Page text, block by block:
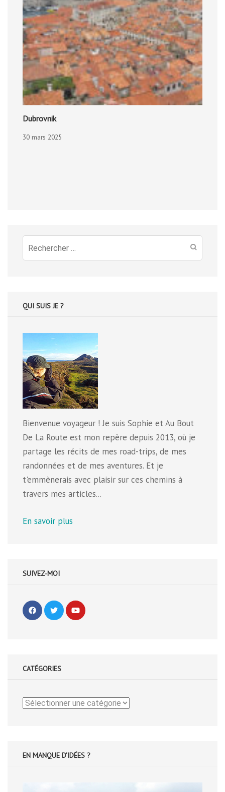
Dubrovnik
30 mars 2025
Recherche
pour
QUI SUIS JE ?
Bienvenue voyageur ! Je suis Sophie et Au Bout
De La Route est mon repère depuis 2013, où je
partage les récits de mes road-trips, de mes
randonnées et de mes aventures. Et je
t'emmènerais avec plaisir sur ces chemins à
travers mes articles...
En savoir plus
SUIVEZ-MOI
CATÉGORIES
Catégories
EN MANQUE D'IDÉES ?